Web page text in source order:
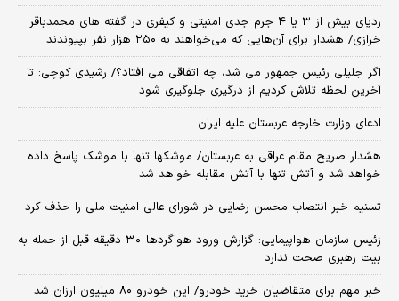
ردپای بیش از ۳ یا ۴ جرم جدی امنیتی و کیفری در گفته های محمدباقر
خرازی/ هشدار برای آن‌هایی که می‌خواهند به ۲۵۰ هزار نفر بپیوندند
اگر جلیلی رئیس جمهور می شد، چه اتفاقی می افتاد؟/ رشیدی کوچی: تا
آخرین لحظه تلاش کردیم از درگیری جلوگیری شود
ادعای وزارت خارجه عربستان علیه ایران
هشدار صریح مقام عراقی به عربستان/ موشکها تنها با موشک پاسخ داده
خواهد شد و آتش تنها با آتش مقابله خواهد شد
تسنیم خبر انتصاب محسن رضایی در شورای عالی امنیت ملی را حذف کرد
زئیس سازمان هواپیمایی: گزارش ورود هواگردها ٣٠ دقیقه قبل از حمله به
بیت رهبری صحت ندارد
خبر مهم برای متقاضیان خرید خودرو/ این خودرو ۸۰ میلیون ارزان شد